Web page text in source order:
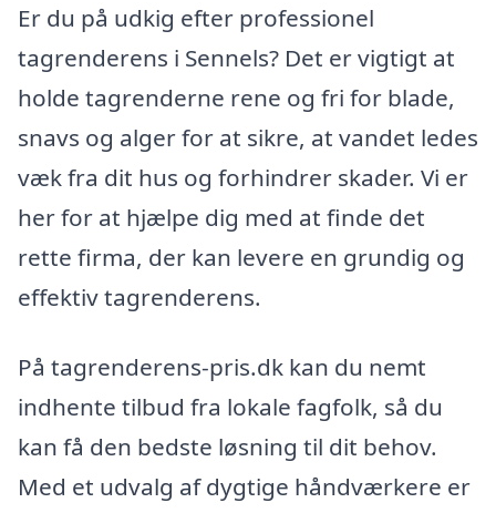
Er du på udkig efter professionel
tagrenderens i Sennels? Det er vigtigt at
holde tagrenderne rene og fri for blade,
snavs og alger for at sikre, at vandet ledes
væk fra dit hus og forhindrer skader. Vi er
her for at hjælpe dig med at finde det
rette firma, der kan levere en grundig og
effektiv tagrenderens.
På tagrenderens-pris.dk kan du nemt
indhente tilbud fra lokale fagfolk, så du
kan få den bedste løsning til dit behov.
Med et udvalg af dygtige håndværkere er